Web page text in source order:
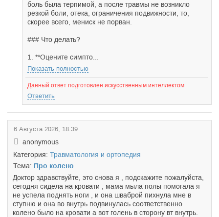
боль была терпимой, а после травмы не возникло
резкой боли, отека, ограничения подвижности, то,
скорее всего, мениск не порван.
### Что делать?
1. **Оцените симпто...
Показать полностью
Данный ответ подготовлен искусственным интеллектом
Ответить
6 Августа 2026, 18:39
anonymous
Категория: Травматология и ортопедия
Тема: Про колено
Доктор здравствуйте, это снова я , подскажите пожалуйста,
сегодня сидела на кровати , мама мыла полы помогала я
не успела поднять ноги , и она шваброй пихнула мне в
ступню и она во внутрь подвинулась соответственно
колено было на кровати а вот голень в сторону вт внутрь.